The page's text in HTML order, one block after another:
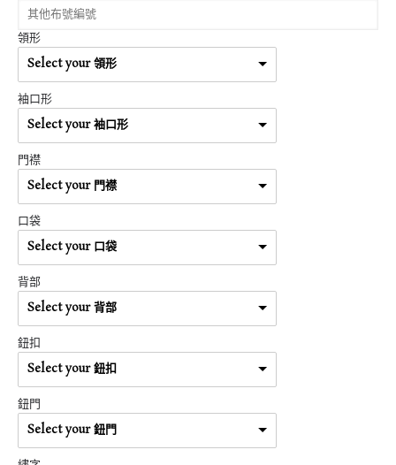
領形
Select your 領形
袖口形
Select your 袖口形
門襟
Select your 門襟
口袋
Select your 口袋
背部
Select your 背部
鈕扣
Select your 鈕扣
鈕門
Select your 鈕門